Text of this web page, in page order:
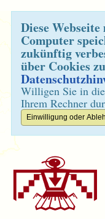
Diese
Computer
zukünftig
über Cookies
Willigen Sie in
Ihrem Rechner